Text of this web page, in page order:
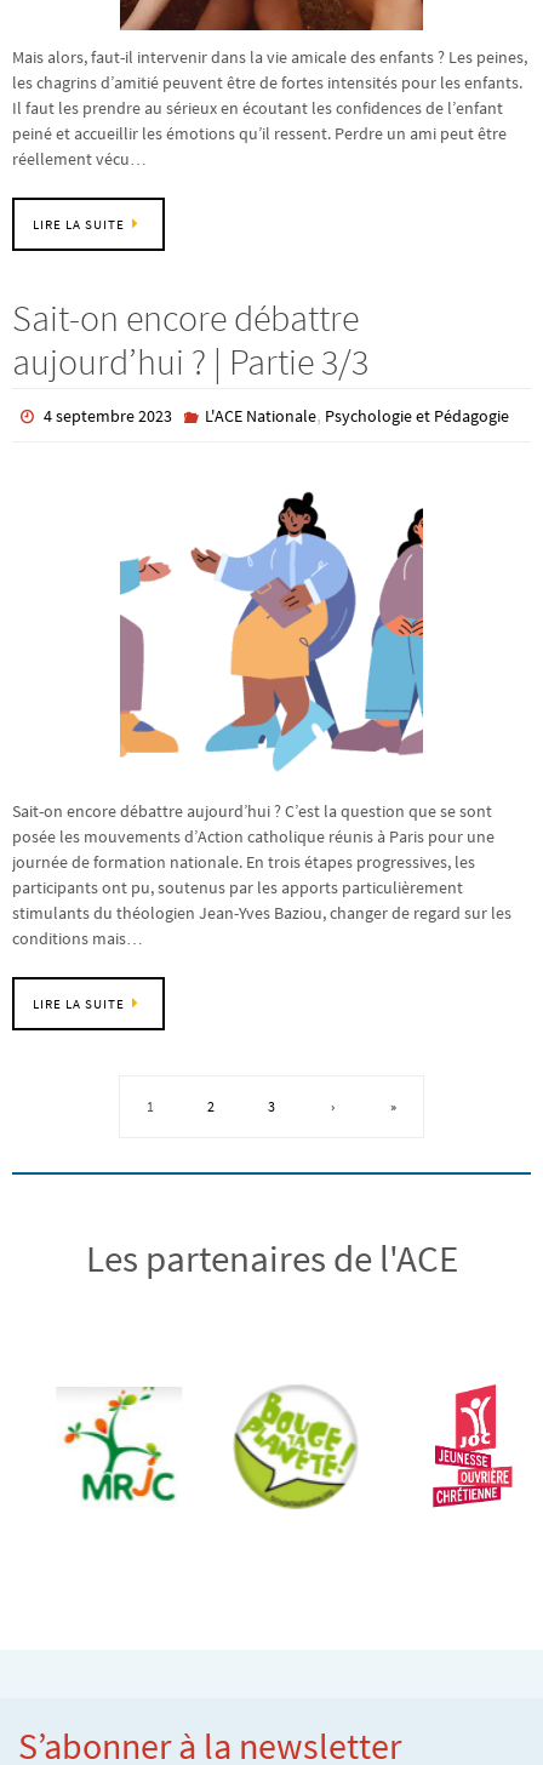
Mais alors, faut-il intervenir dans la vie amicale des enfants ? Les peines,
les chagrins d’amitié peuvent être de fortes intensités pour les enfants.
Il faut les prendre au sérieux en écoutant les confidences de l’enfant
peiné et accueillir les émotions qu’il ressent. Perdre un ami peut être
réellement vécu…
LIRE LA SUITE
Sait-on encore débattre
aujourd’hui ? | Partie 3/3
4 septembre 2023 L'ACE Nationale, Psychologie et Pédagogie
Sait-on encore débattre aujourd’hui ? C’est la question que se sont
posée les mouvements d’Action catholique réunis à Paris pour une
journée de formation nationale. En trois étapes progressives, les
participants ont pu, soutenus par les apports particulièrement
stimulants du théologien Jean-Yves Baziou, changer de regard sur les
conditions mais…
LIRE LA SUITE
1 2 3 › »
Les partenaires de l'ACE
S’abonner à la newsletter